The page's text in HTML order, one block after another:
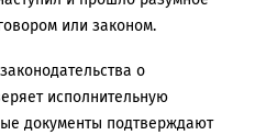
или законом.
о
исполнительную
документы подтверждают